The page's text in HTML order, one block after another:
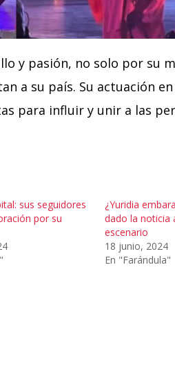
y pasión, no solo por su
a su país. Su actuación
para influir y unir a las
sus seguidores
por su
¿Yuridia
dado la noticia
escenario
18 junio, 2024
En "Farándula"